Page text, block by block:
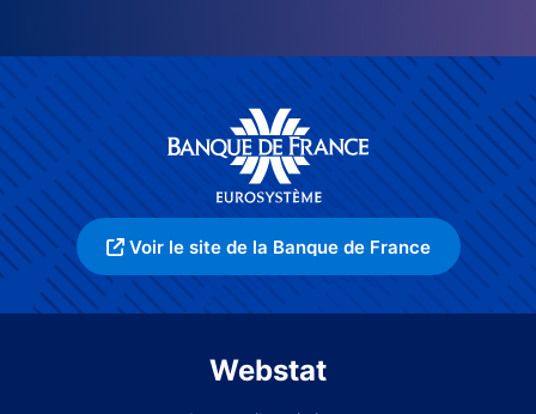
Voir le site de la Banque de France
Webstat